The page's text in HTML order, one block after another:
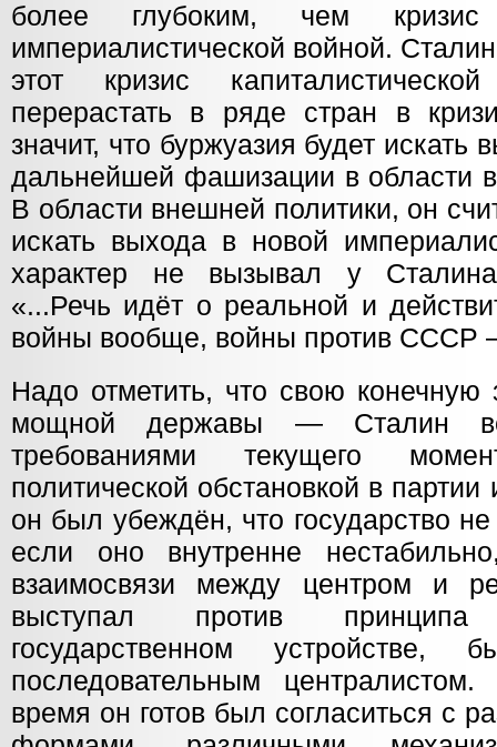
более глубоким, чем
империалистической войной.
этот кризис
перерастать в ряде стран в
значит, что буржуазия будет искать
дальнейшей фашизации в области
В области внешней политики, он
искать выхода в новой
характер не вызывал у
«...Речь идёт о реальной и
войны вообще, войны против СССР
Надо отметить, что свою
мощной державы — Сталин
требованиями текущего
политической обстановкой в
он был убеждён, что государство
если оно внутренне
взаимосвязи между центром и
выступал против
государственном
последовательным
время он готов был согласиться с